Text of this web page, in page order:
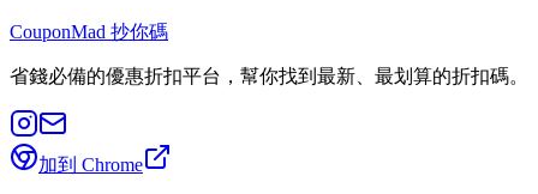
CouponMad 抄你碼
省錢必備的優惠折扣平台，幫你找到最新、最划算的折扣碼。
加到 Chrome